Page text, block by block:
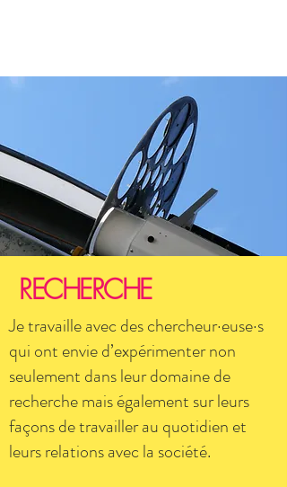
RECHERCHE
Je travaille avec des chercheur·euse·s
qui ont envie d’expérimenter non
seulement dans leur domaine de
recherche mais également sur leurs
façons de travailler au quotidien et
leurs relations avec la société.